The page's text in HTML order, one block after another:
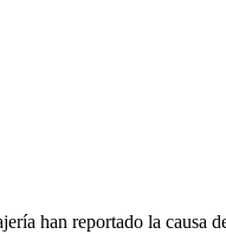
han reportado la causa